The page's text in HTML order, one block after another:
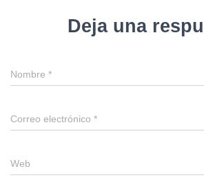
Deja una
Nombre *
Correo electrónico *
Web